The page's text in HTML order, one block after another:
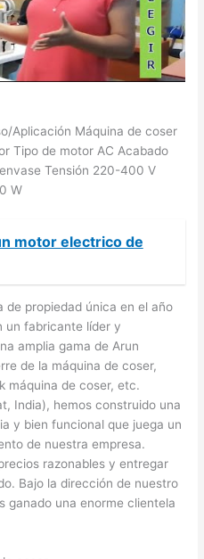
Aplicación Máquina de coser
Tipo de motor AC Acabado
Tensión 220-400 V
W
motor electrico de
de propiedad única en el año
un fabricante líder y
amplia gama de Arun
de la máquina de coser,
máquina de coser, etc.
India), hemos construido una
y bien funcional que juega un
de nuestra empresa.
razonables y entregar
Bajo la dirección de nuestro
ganado una enorme clientela